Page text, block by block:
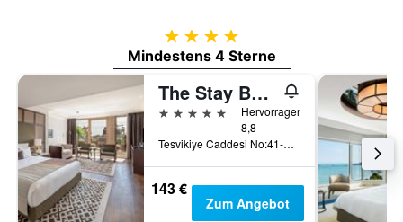
4 Sterne
Mindestens 4 Sterne
The Stay Boulevard Nisantasi
5 Sterne
Hervorragend
8,8
Tesvikiye Caddesi No:41-41A Nisantasi, Istanbul, Türkei
143 €
Zum Angebot